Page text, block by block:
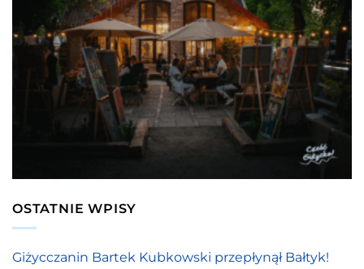
OSTATNIE WPISY
Giżycczanin Bartek Kubkowski przepłynął Bałtyk!